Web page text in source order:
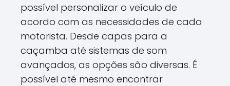
possível personalizar o veículo de
acordo com as necessidades de cada
motorista. Desde capas para a
caçamba até sistemas de som
avançados, as opções são diversas. É
possível até mesmo encontrar